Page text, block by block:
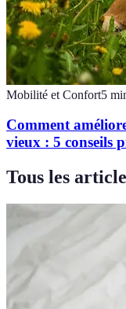
Mobilité et Confort5
Comment
vieux : 5 conseils
Tous les